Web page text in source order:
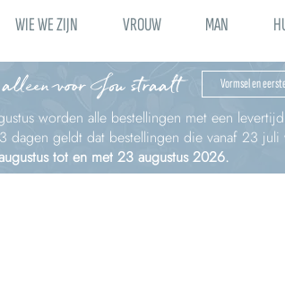
WIE WE ZIJN VROUW MAN
voor Jou straalt Vormsel en
worden alle bestellingen met een
dagen geldt dat bestellingen die vanaf 23
tot en met 23 augustus 2026.